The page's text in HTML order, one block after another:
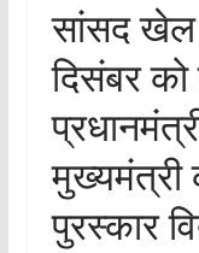
सांसद खेल
दिसंबर को
पुरस्कार